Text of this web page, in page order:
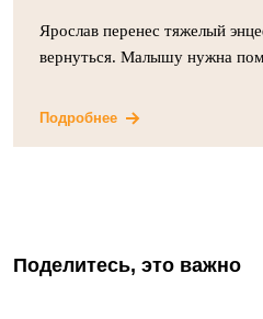
Ярослав перенес тяжелый
вернуться. Малышу нужна
Подробнее
Поделитесь, это важно